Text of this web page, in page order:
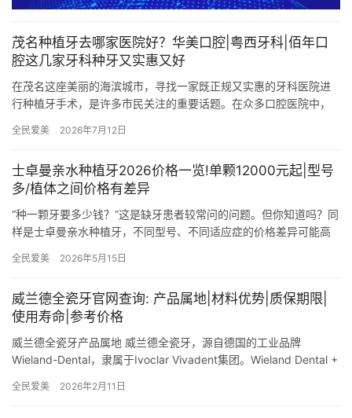
茂名种植牙去哪家医院好？华美口腔|粤西牙科|佰年口
腔这几家牙科种牙又实惠又好
在茂名这座美丽的海滨城市，寻找一家既正规又实惠的牙科医院进
行种植牙手术，是许多市民关注的重要话题。在众多口腔医院中，
术和实…
全民爱美 2026年7月12日
士卓曼亲水种植牙2026价格一览!单颗12000元起|型号
多/植体之间价格有差异
“种一颗牙要多少钱？”这是缺牙患者较常问的问题。但你知道吗？同
样是士卓曼亲水种植牙，不同型号、不同适应症的价格差异可能高
全民爱美 2026年5月15日
威兰德全瓷牙官网查询: 产品属地|材料优势|质保期限|
使用寿命|参考价格
威兰德全瓷牙产品属地 威兰德全瓷牙，源自德国的工业品牌
Wieland-Dental，隶属于Ivoclar Vivadent集团。Wieland Dental +
全民爱美 2026年2月11日